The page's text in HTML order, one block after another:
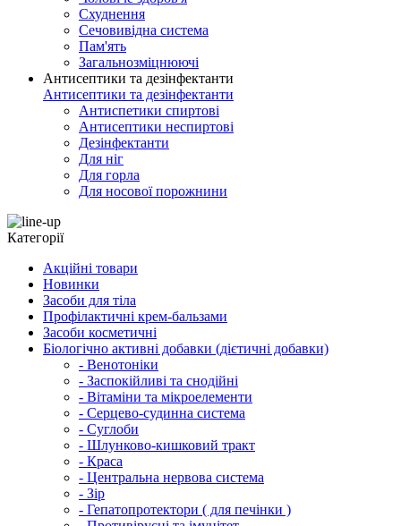
Схуднення
Сечовивідна система
Пам'ять
Загальнозміцнюючі
Антисептики та дезінфектанти
Антисептики та дезінфектанти
Антиспетики спиртові
Антисептики неспиртові
Дезінфектанти
Для ніг
Для горла
Для носової порожнини
Категорії
Акційні товари
Новинки
Засоби для тіла
Профілактичні крем-бальзами
Засоби косметичні
Біологічно активні добавки (дієтичні добавки)
- Венотоніки
- Заспокійливі та снодійні
- Вітаміни та мікроелементи
- Серцево-судинна система
- Суглоби
- Шлунково-кишковий тракт
- Краса
- Центральна нервова система
- Зір
- Гепатопротектори ( для печінки )